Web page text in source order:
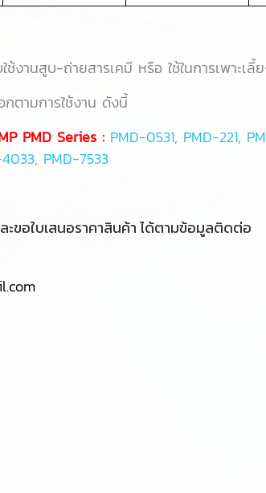
ใช้งานสูบ-ถ่ายสารเคมี หรือ ใช้ในการเพาะ
ตามการใช้งาน ดังนี้
PMD Series : PMD-0531, PMD-221,
, PMD-7533
ขอใบเสนอราคาสินค้า ได้ตามข้อมูลติดต่อ